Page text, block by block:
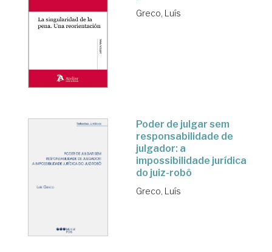
Greco, Luís
Poder de julgar sem
responsabilidade de
julgador: a
impossibilidade jurídica
do juiz-robô
Greco, Luís